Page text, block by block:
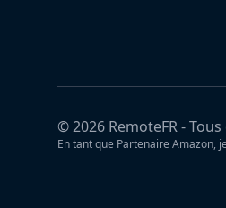
©2026 RemoteFR -
En tant que Partenaire Amazon,